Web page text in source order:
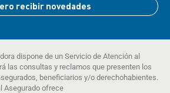
recibir novedades
dispone de un Servicio de Atención al
las consultas y reclamos que presenten los
beneficiarios y/o derechohabientes.
Asegurado ofrece